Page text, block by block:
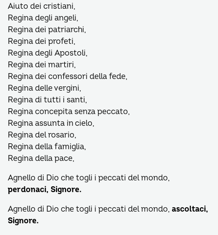
Aiuto dei cristiani,
Regina degli angeli,
Regina dei patriarchi,
Regina dei profeti,
Regina degli Apostoli,
Regina dei martiri,
Regina dei confessori della fede,
Regina delle vergini,
Regina di tutti i santi,
Regina concepita senza peccato,
Regina assunta in cielo,
Regina del rosario,
Regina della famiglia,
Regina della pace,
Agnello di Dio che togli i peccati del mondo,
perdonaci, Signore.
Agnello di Dio che togli i peccati del mondo, ascoltaci,
Signore.